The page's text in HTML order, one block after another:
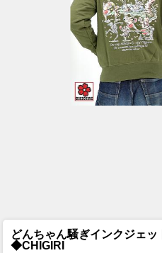
どんちゃん騒ぎインクジェ
◆CHIGIRI